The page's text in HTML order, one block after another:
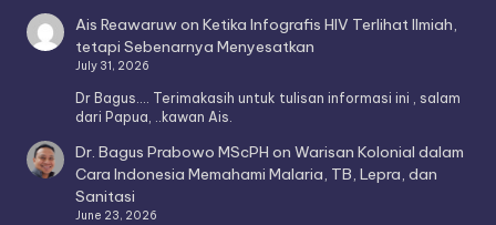
Ais ReawaruwonKetika Infografis HIV Terlihat Ilmiah,
tetapi Sebenarnya Menyesatkan
July 31, 2026
Dr Bagus.... Terimakasih untuk tulisan informasi ini , salam
dari Papua, ..kawan Ais.
Dr. Bagus Prabowo MScPH onWarisan Kolonial dalam
Cara Indonesia Memahami Malaria, TB, Lepra, dan
Sanitasi
June 23, 2026